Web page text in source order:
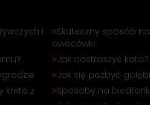
i
kreta z
Skuteczny sposób
owocówki
Jak odstraszyć kota?
Jak się pozbyć
Sposoby na
Jak się pozbyć